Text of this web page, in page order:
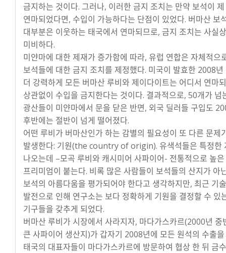
금지하는 것이다. 그러나, 이러한 금지 조치는 만약 보석이
연마되었다면, 수입이 가능하다는 단점이 있었다. 버마산 보
대부분은 이웃하는 태국에서 연마되므로, 금지 조치는 사실
미비하다.
미얀마에 대한 제재가 증가함에 따라, 유럽 연합은 자체적으
보석들에 대한 금지 조치를 제정했다. 미국이 발효한 2008년
더 강력하게 모든 버마산 루비와 제이다이트는 어디서 연마
상관없이 수입을 금지한다는 것이다. 결과적으로, 50개가 넘
광산들이 미얀마에서 문을 닫은 반면, 외국 딜러들 구입도
후반에는 절반이 넘게 떨어졌다.
어떤 루비가 버마산인가 하는 감별의 필요성이 또 다른 문제
발생한다: 기원(the country of origin). 유색석들은 특정한
나오는데 –모곡 루비와 캐시미어 사파이어- 전통적으로 높은
프리미엄이 붙는다. 비록 많은 사람들이 보석들의 산지가 아
보석의 아름다움을 평가되어야 한다고 생각하지만, 최근 기
발전으로 인해 연구소는 보다 정확하게 기원을 결정할 수 있
기구들을 갖추게 되었다.
버마산 루비가 시장에서 사라지자, 마다가스카르(2000년 중
큰 사파이어 생산지)가 갑자기 2008년에 모든 원석의 수출
태국의 대표자들이 마다가스카르에 방문하여 협상 한 뒤 금